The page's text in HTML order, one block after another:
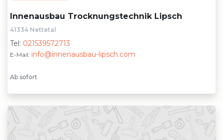
Innenausbau Trocknungstechnik Lipsch
41334 Nettetal
Tel: 021539572713
E-Mail: info@innenausbau-lipsch.com
Ab sofort